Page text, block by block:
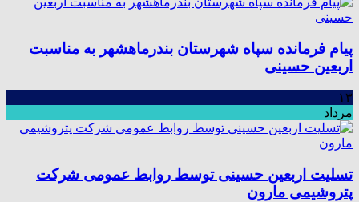
پیام فرمانده سپاه شهرستان بندرماهشهر به مناسبت
اربعین حسینی
۱۳
مرداد
تسلیت اربعین حسینی توسط روابط عمومی شرکت
پتروشیمی مارون